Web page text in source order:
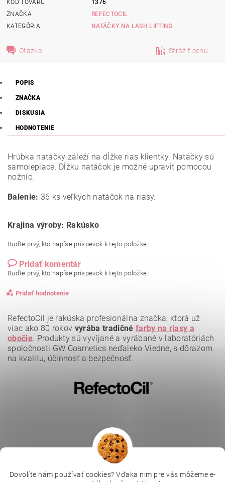
KÓD TOVARU
1376
ZNAČKA
REFECTOCIL
KATEGÓRIA
NATÁČKY NA LASH LIFTING
Otázka Strážiť cenu
POPIS
ZNAČKA
DISKUSIA
HODNOTENIE
Hrúbka natáčky záleží na dĺžke rias klientky. Natáčky sú
samolepiace. Dĺžku natáčok je možné upraviť pomocou
nožníc.
Balenie: 36 ks veľkých natáčok na riasy.
Krajina výroby: Rakúsko
Buďte prvý, kto napíše príspevok k tejto položke.
Pridať komentár
Buďte prvý, kto napíše príspevok k tejto položke.
Pridať hodnotenie
Vložením hodnotenie súhlasíte spodmienkami ochrany
RefectoCil je rakúska profesionálna značka, ktorá už
viac ako 80 rokov vyrába tradičné farby na riasy a
obočie. Produkty sú vyvíjané a vyrábané v laboratóriách
spoločnosti GW Cosmetics neďaleko Viedne, s dôrazom
na kvalitu, účinnosť a bezpečnosť.
Depilujeme.cz | Kosmetická škola | Online kosmetické kurzy |
Dovolíte nám používať cookies? Vďaka nim pre vás môžeme e-